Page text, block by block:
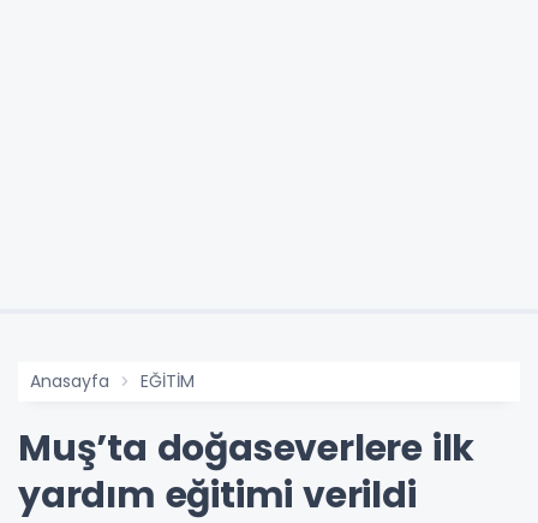
Anasayfa EĞİTİM
Muş’ta doğaseverlere ilk
yardım eğitimi verildi